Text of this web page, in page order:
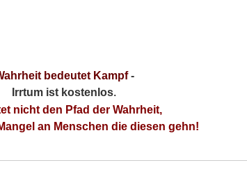
bedeutet Kampf-
Irrtum ist kostenlos.
nicht den Pfad der Wahrheit,
an Menschen die diesen gehn!